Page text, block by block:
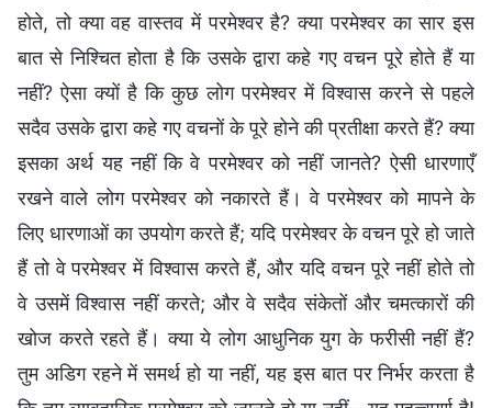
होते, तो क्या वह वास्तव में परमेश्वर है? क्या परमेश्वर का सार इस
बात से निश्चित होता है कि उसके द्वारा कहे गए वचन पूरे होते हैं या
नहीं? ऐसा क्यों है कि कुछ लोग परमेश्वर में विश्वास करने से पहले
सदैव उसके द्वारा कहे गए वचनों के पूरे होने की प्रतीक्षा करते हैं? क्या
इसका अर्थ यह नहीं कि वे परमेश्वर को नहीं जानते? ऐसी धारणाएँ
रखने वाले लोग परमेश्वर को नकारते हैं। वे परमेश्वर को मापने के
लिए धारणाओं का उपयोग करते हैं; यदि परमेश्वर के वचन पूरे हो जाते
हैं तो वे परमेश्वर में विश्वास करते हैं, और यदि वचन पूरे नहीं होते तो
वे उसमें विश्वास नहीं करते; और वे सदैव संकेतों और चमत्कारों की
खोज करते रहते हैं। क्या ये लोग आधुनिक युग के फरीसी नहीं हैं?
तुम अडिग रहने में समर्थ हो या नहीं, यह इस बात पर निर्भर करता है